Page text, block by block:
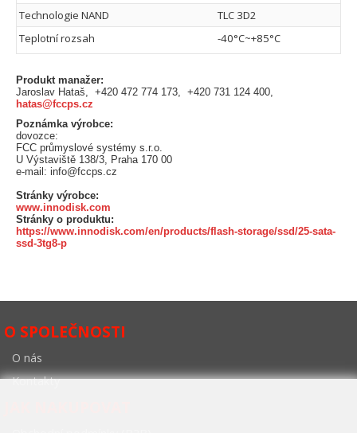
Technologie NAND
TLC 3D2
Teplotní rozsah
-40°C~+85°C
Produkt manažer:
Jaroslav Hataš, +420 472 774 173, +420 731 124 400,
hatas@fccps.cz
Poznámka výrobce:
dovozce:
FCC průmyslové systémy s.r.o.
U Výstaviště 138/3, Praha 170 00
e-mail: info@fccps.cz
Stránky výrobce:
www.innodisk.com
Stránky o produktu:
https://www.innodisk.com/en/products/flash-storage/ssd/25-sata-
ssd-3tg8-p
O SPOLEČNOSTI
O nás
Kontakty